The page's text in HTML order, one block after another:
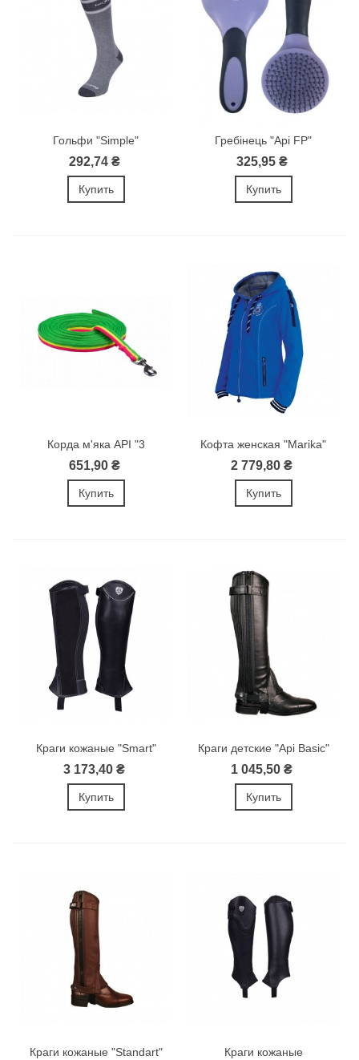
Гольфи "Simple"
292,74 ₴
Купить
Гребінець "Api FP"
325,95 ₴
Купить
Корда м'яка API "3
COLOR"
651,90 ₴
Купить
Кофта женская "Marika"
2 779,80 ₴
Купить
Краги кожаные "Smart"
3 173,40 ₴
Купить
Краги детские "Api Basic"
1 045,50 ₴
Купить
Краги кожаные "Standart"
Краги кожаные